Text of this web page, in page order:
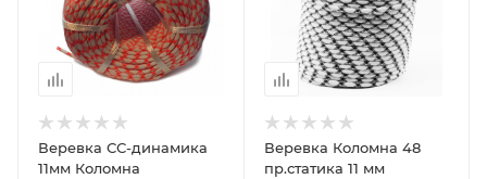
Веревка СС-динамика
11мм Коломна
Веревка Коломна 48
пр.статика 11 мм